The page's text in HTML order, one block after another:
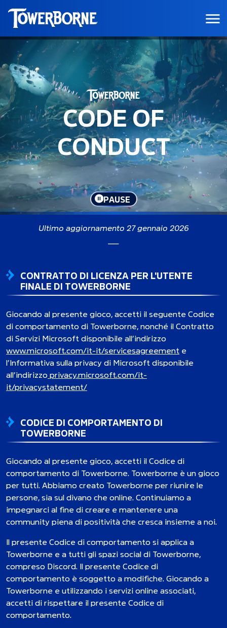
CODE OF
CONDUCT
PAUSE
Ultimo aggiornamento 27 gennaio 2026
CONTRATTO DI LICENZA PER L'UTENTE
FINALE DI TOWERBORNE
Giocando al presente gioco, accetti il seguente Codice
di comportamento di Towerborne, nonché il Contratto
di Servizi Microsoft disponibile all’indirizzo
www.microsoft.com/it-it/servicesagreement e
l’Informativa sulla privacy di Microsoft disponibile
all’indirizzoprivacy.microsoft.com/it-
it/privacystatement/
CODICE DI COMPORTAMENTO DI
TOWERBORNE
Giocando al presente gioco, accetti il Codice di
comportamento di Towerborne. Towerborne è un gioco
per tutti. Abbiamo creato Towerborne per riunire le
persone, sia sul divano che online. Continuiamo a
impegnarci al fine di creare e mantenere una
community piena di positività che cresca insieme a noi.
Il presente Codice di comportamento si applica a
Towerborne e a tutti gli spazi social di Towerborne,
compreso Discord. Il presente Codice di
comportamento è soggetto a modifiche. Giocando a
Towerborne e utilizzando i servizi online associati,
accetti di rispettare il presente Codice di
comportamento.